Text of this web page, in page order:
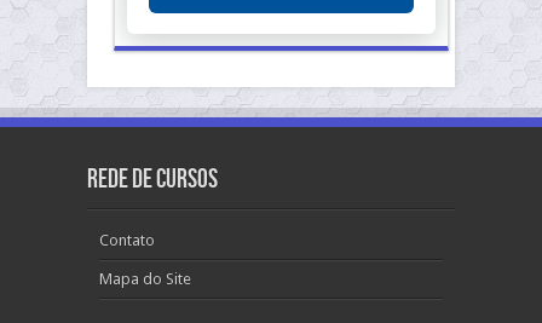
Rede de Cursos
Contato
Mapa do Site